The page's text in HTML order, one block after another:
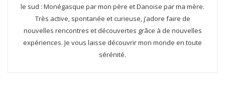
le sud : Monégasque par mon père et Danoise par ma mère.
Très active, spontanée et curieuse, j’adore faire de
nouvelles rencontres et découvertes grâce à de nouvelles
expériences. Je vous laisse découvrir mon monde en toute
sérénité.